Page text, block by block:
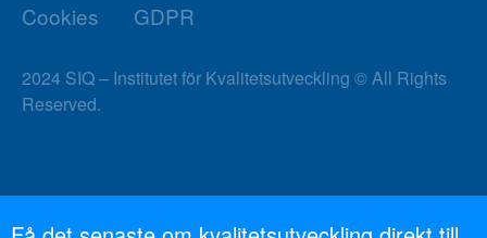
Cookies GDPR
2024 SIQ – Institutet för Kvalitetsutveckling © All Rights
Reserved.